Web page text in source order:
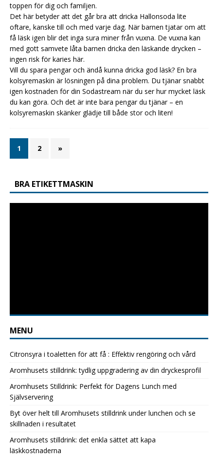
toppen för dig och familjen.
Det här betyder att det går bra att dricka Hallonsoda lite
oftare, kanske till och med varje dag. När barnen tjatar om att
få läsk igen blir det inga sura miner från vuxna. De vuxna kan
med gott samvete låta barnen dricka den läskande drycken –
ingen risk för karies här.
Vill du spara pengar och ändå kunna dricka god läsk? En bra
kolsyremaskin är lösningen på dina problem. Du tjänar snabbt
igen kostnaden för din Sodastream när du ser hur mycket läsk
du kan göra. Och det är inte bara pengar du tjänar – en
kolsyremaskin skänker glädje till både stor och liten!
1 2 »
BRA ETIKETTMASKIN
MENU
Citronsyra i toaletten för att få : Effektiv rengöring och vård
Aromhusets stilldrink: tydlig uppgradering av din dryckesprofil
Aromhusets Stilldrink: Perfekt för Dagens Lunch med
Självservering
Byt över helt till Aromhusets stilldrink under lunchen och se
skillnaden i resultatet
Aromhusets stilldrink: det enkla sättet att kapa
läskkostnaderna